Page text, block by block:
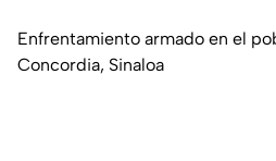
Enfrentamiento armado en el
Concordia, Sinaloa